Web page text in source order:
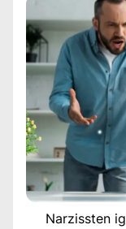
Narzissten